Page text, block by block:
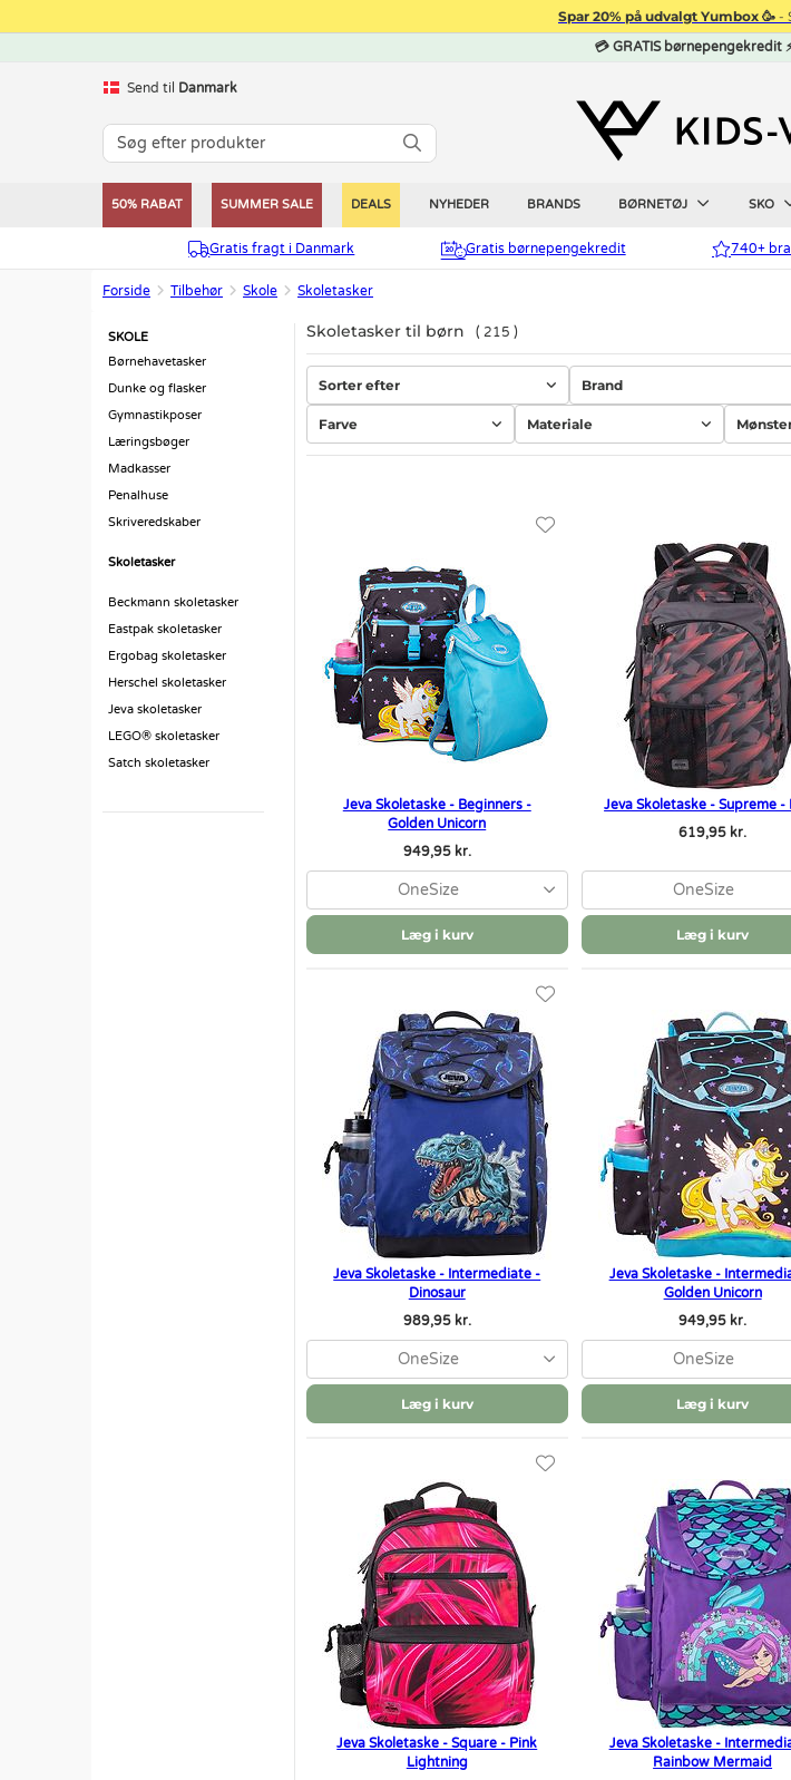
Spar 20% på udvalgt Yumbox 🥳 -
💳 GRATIS børnepengekredit
Send til Danmark
50% RABAT SUMMER SALE DEALS NYHEDER BRANDS BØRNETØJ SKO
Gratis fragt i Danmark Gratis børnepengekredit 740+
Forside Tilbehør Skole Skoletasker
SKOLE
Børnehavetasker
Dunke og flasker
Gymnastikposer
Læringsbøger
Madkasser
Penalhuse
Skriveredskaber
Skoletasker
Beckmann skoletasker
Eastpak skoletasker
Ergobag skoletasker
Herschel skoletasker
Jeva skoletasker
LEGO® skoletasker
Satch skoletasker
Skoletasker til børn 215
Sorter efter Brand
Farve Materiale
Jeva Skoletaske - Beginners -
Golden Unicorn
949,95 kr.
OneSize
Læg i kurv
Jeva Skoletaske - Supreme -
619,95 kr.
OneSize
Læg i kurv
Jeva Skoletaske - Intermediate -
Dinosaur
989,95 kr.
OneSize
Læg i kurv
Jeva Skoletaske -
Golden Unicorn
949,95 kr.
OneSize
Læg i kurv
Jeva Skoletaske - Square - Pink
Lightning
Jeva Skoletaske -
Rainbow Mermaid